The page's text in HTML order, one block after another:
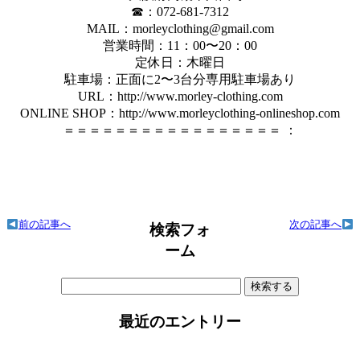
☎︎：072-681-7312
MAIL：morleyclothing@gmail.com
営業時間：11：00〜20：00
定休日：木曜日
駐車場：正面に2〜3台分専用駐車場あり
URL：http://www.morley-clothing.com
ONLINE SHOP：http://www.morleyclothing-onlineshop.com
＝＝＝＝＝＝＝＝＝＝＝＝＝＝＝＝＝ ：
次の記事へ
前の記事へ
検索フォ
ーム
最近のエントリー